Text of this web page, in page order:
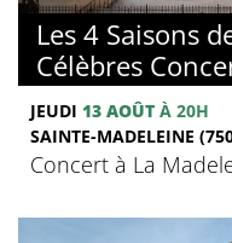
Les 4 Saisons
Célèbres
JEUDI 13 AOÛT À 20H
SAINTE-MADELEINE
Concert à La